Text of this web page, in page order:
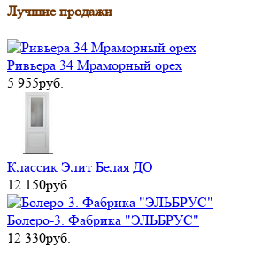
Лучшие продажи
Ривьера 34 Мраморный орех
5 955руб.
Классик Элит Белая ДО
12 150руб.
Болеро-3. Фабрика "ЭЛЬБРУС"
12 330руб.